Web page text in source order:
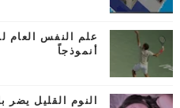
علم النفس العام
أنموذجاً
النوم القليل يضر